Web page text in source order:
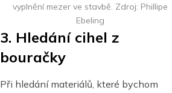
vyplnění mezer ve stavbě. Zdroj: Phillipe
Ebeling
3. Hledání cihel z
bouračky
Při hledání materiálů, které bychom